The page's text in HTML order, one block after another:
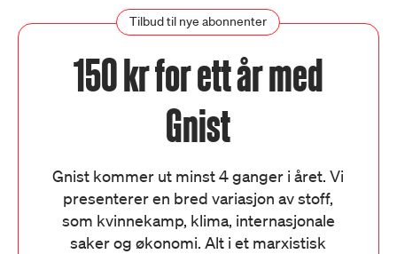
Tilbud til nye abonnenter
150 kr for ett år med
Gnist
Gnist kommer ut minst 4 ganger i året. Vi
presenterer en bred variasjon av stoff,
som kvinnekamp, klima, internasjonale
saker og økonomi. Alt i et marxistisk